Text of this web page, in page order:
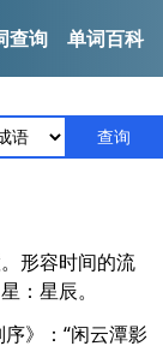
查询 单词百科
查询
形容时间的流
：星辰。
》：“闲云潭影